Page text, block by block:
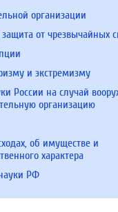
организации
от чрезвычайных
и экстремизму
России на случай
организацию
об имуществе и
характера
РФ